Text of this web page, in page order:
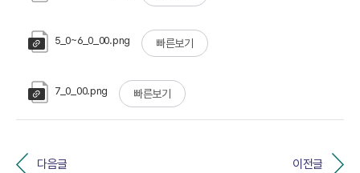
5_0~6_0_00.png 빠른보기
7_0_00.png 빠른보기
다음글 이전글